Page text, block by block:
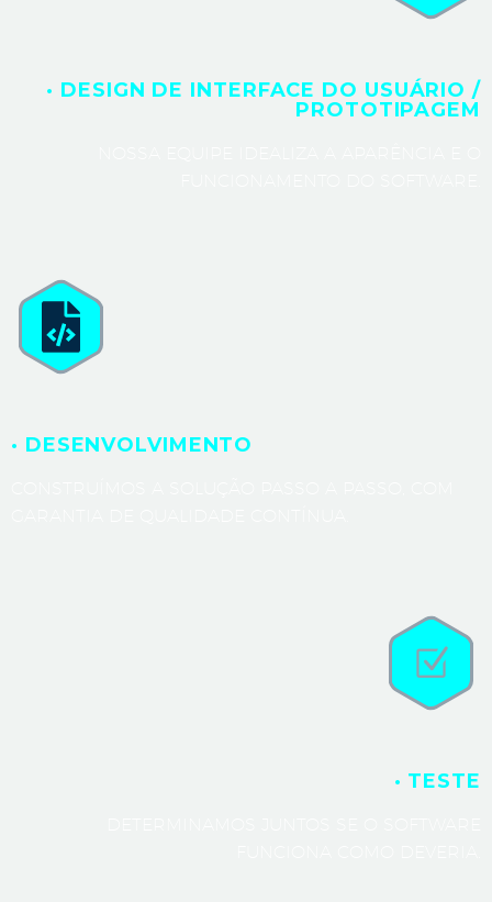
· DESIGN DE INTERFACE DO USUÁRIO /
PROTOTIPAGEM
· DESENVOLVIMENTO
· TESTE